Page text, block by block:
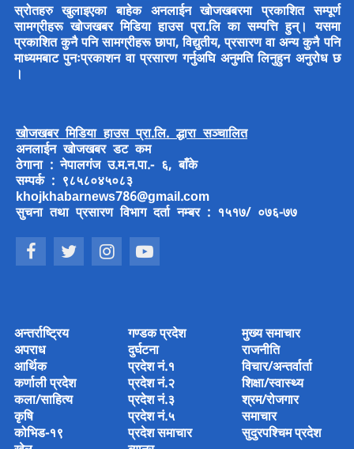
स्रोतहरु खुलाइएका बाहेक अनलाईन खोजखबरमा प्रकाशित सम्पूर्ण
सामग्रीहरू खोजखबर मिडिया हाउस प्रा.लि का सम्पत्ति हुन्। यसमा
प्रकाशित कुनै पनि सामग्रीहरू छापा, विद्युतीय, प्रसारण वा अन्य कुनै पनि
माध्यमबाट पुनःप्रकाशन वा प्रसारण गर्नुअघि अनुमति लिनुहुन अनुरोध छ
।
खोजखबर मिडिया हाउस प्रा.लि. द्धारा सञ्चालित
अनलाईन खोजखबर डट कम
ठेगाना : नेपालगंज उ.म.न.पा.- ६, बाँके
सम्पर्क : ९८५८०४५०८३
khojkhabarnews786@gmail.com
सुचना तथा प्रसारण विभाग दर्ता नम्बर : १५१७/ ०७६-७७
अन्तर्राष्ट्रिय
अपराध
आर्थिक
कर्णाली प्रदेश
कला/साहित्य
कृषि
कोभिड-१९
गण्डक प्रदेश
दुर्घटना
प्रदेश नं.१
प्रदेश नं.२
प्रदेश नं.३
प्रदेश नं.५
प्रदेश समाचार
मुख्य समाचार
राजनीति
विचार/अन्तर्वार्ता
शिक्षा/स्वास्थ्य
श्रम/रोजगार
समाचार
सुदुरपश्चिम प्रदेश